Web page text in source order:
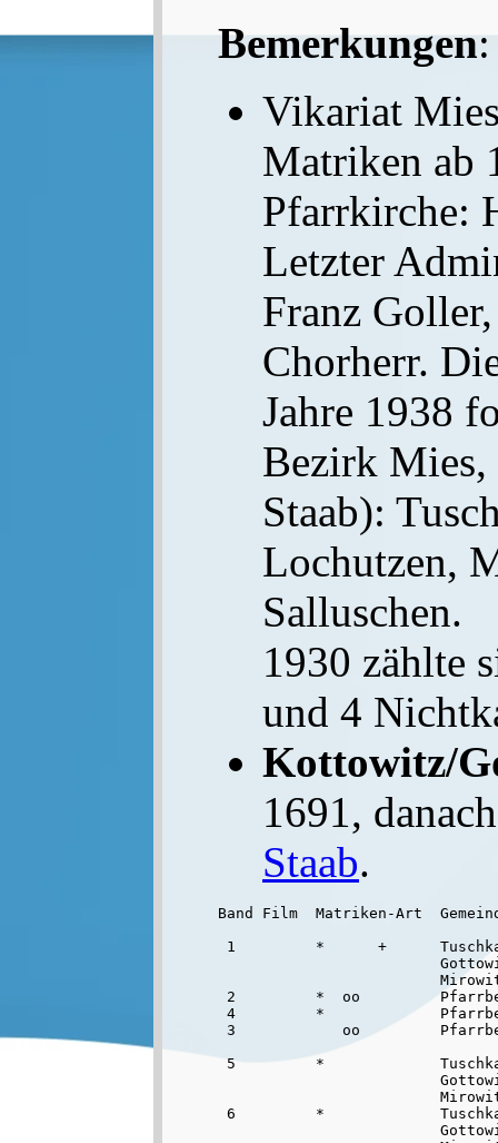
Bemerkungen:
Vikariat
Matriken ab
Pfarrkirche:
Letzter
Franz
Chorherr.
Jahre 1938
Bezirk Mies,
Staab):
Lochutzen,
Salluschen.
1930 zählte
und 4
Kottowitz/
1691,
Staab.
Band Film  Matriken-Art
1         *      +
2         *  oo
4         *
3            oo
5         *
6         *